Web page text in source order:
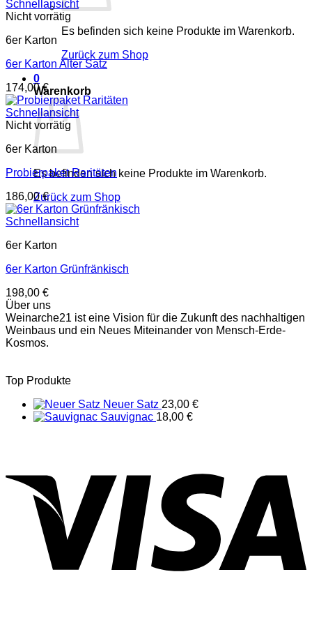
Es befinden sich keine Produkte im Warenkorb.
Zurück zum Shop
0
Warenkorb
Es befinden sich keine Produkte im Warenkorb.
Zurück zum Shop
Schnellansicht
Nicht vorrätig
6er Karton
6er Karton Alter Satz
174,00€
Schnellansicht
Nicht vorrätig
6er Karton
Probierpaket Raritäten
186,00€
Schnellansicht
6er Karton
6er Karton Grünfränkisch
198,00 €
Über uns
Weinarche21 ist eine Vision für die Zukunft des nachhaltigen
Weinbaus und ein Neues Miteinander von Mensch-Erde-
Kosmos.
Top Produkte
Neuer Satz 23,00 €
Sauvignac 18,00 €